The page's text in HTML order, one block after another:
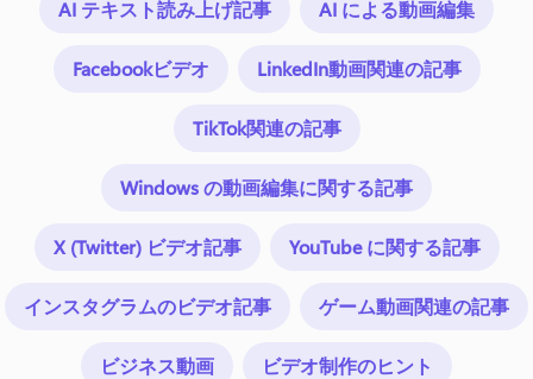
AI テキスト読み上げ記事 AI による動画編集
Facebookビデオ LinkedIn動画関連の記事
TikTok関連の記事
Windows の動画編集に関する記事
X (Twitter) ビデオ記事 YouTube に関する記事
インスタグラムのビデオ記事 ゲーム動画関連の記事
ビジネス動画 ビデオ制作のヒント